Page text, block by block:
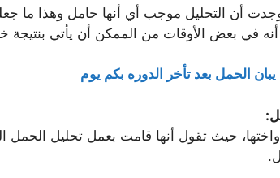
أن التحليل موجب أي أنها حامل وهذا ما
في بعض الأوقات من الممكن أن يأتي بنتيجة
الحمل بعد تأخر الدوره بكم يوم
حيث تقول أنها قامت بعمل تحليل